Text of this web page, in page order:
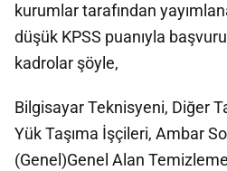
kurumlar tarafından
düşük KPSS puanıyla
kadrolar şöyle,
Bilgisayar Teknisyeni, Diğer
Yük Taşıma İşçileri, Ambar
(Genel)Genel Alan